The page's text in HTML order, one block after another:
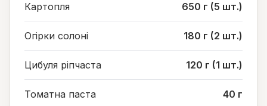
Картопля 650 г (5 шт.)
Огірки солоні 180 г (2 шт.)
Цибуля ріпчаста 120 г (1 шт.)
Томатна паста 40 г